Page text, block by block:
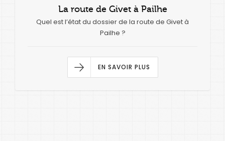
La route de Givet à Pailhe
Quel est l’état du dossier de la route de Givet à
Pailhe ?
EN SAVOIR PLUS